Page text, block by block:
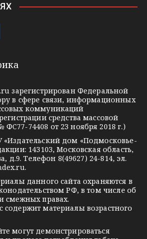
зарегистрирован Федеральной
в сфере связи, информационных
коммуникаций
средства массовой
74408 от 23 ноября 2018 г.)
«Издательский дом «Подмосковье-
143103, Московская область,
д.9. Телефон 8(49627) 24-814, эл.
.
данного сайта охраняются в
РФ, в том числе об
смежных правах.
содержит материалы возрастного
могут демонстрироваться